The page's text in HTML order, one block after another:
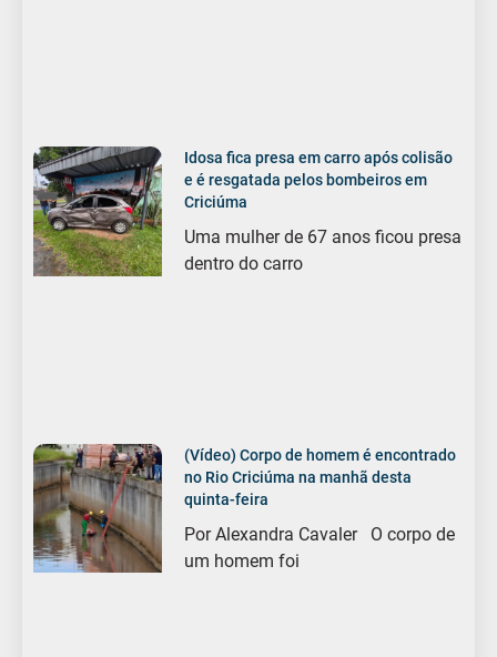
Idosa fica presa em carro após colisão
e é resgatada pelos bombeiros em
Criciúma
Uma mulher de 67 anos ficou presa
dentro do carro
(Vídeo) Corpo de homem é encontrado
no Rio Criciúma na manhã desta
quinta-feira
Por Alexandra Cavaler O corpo de
um homem foi